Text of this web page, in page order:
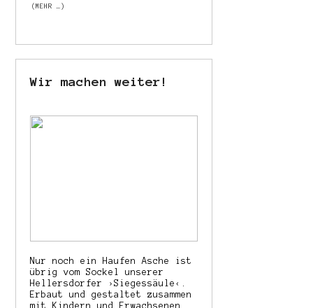
(MEHR …)
Wir machen weiter!
Nur noch ein Haufen Asche ist
übrig vom Sockel unserer
Hellersdorfer ›Siegessäule‹.
Erbaut und gestaltet zusammen